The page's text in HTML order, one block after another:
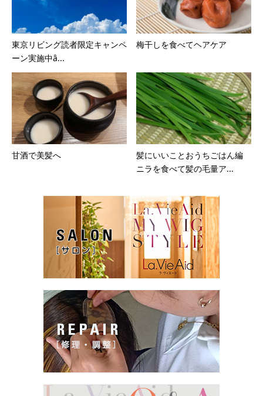
東京リビング読者限定キャンペ
ーン実施中ȃ...
梅干しを食べてヘアケア
甘酒で美髪へ
髪にいいことおうちごはん編
ニラを食べて髪の毛量ア...